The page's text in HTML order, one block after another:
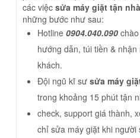
các việc sửa máy giặt tận nhà
những bước như sau:
Hotline 0904.040.090
hướng dẫn, túi tiền &
khách.
Đội ngũ kĩ sư sửa máy
trong khoảng 15 phút tận
check, support giá thành,
chỉ sửa máy giặt khi